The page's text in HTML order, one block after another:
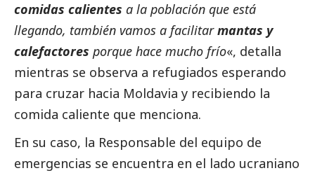
comidas calientes a la población que está
llegando, también vamos a facilitarmantas y
calefactores porque hace mucho frío«, detalla
mientras se observa a refugiados esperando
para cruzar hacia Moldavia y recibiendo la
comida caliente que menciona.
En su caso, la Responsable del equipo de
emergencias se encuentra en el lado ucraniano